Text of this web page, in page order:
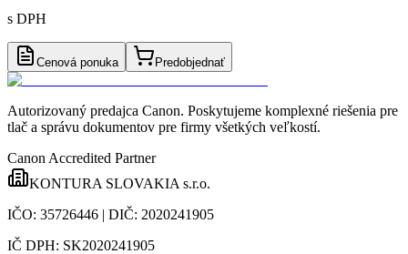
s DPH
Cenová ponuka Predobjednať
Autorizovaný predajca Canon. Poskytujeme komplexné riešenia pre
tlač a správu dokumentov pre firmy všetkých veľkostí.
Canon Accredited Partner
KONTURA SLOVAKIA s.r.o.
IČO: 35726446 | DIČ: 2020241905
IČ DPH: SK2020241905